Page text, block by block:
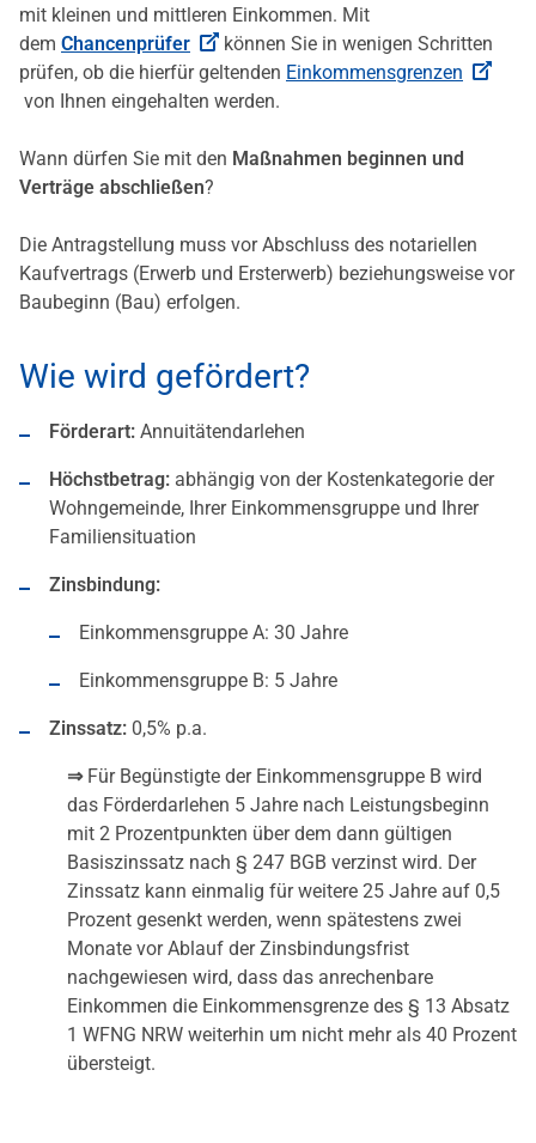
mit kleinen und mittleren Einkommen. Mit
dem Chancenprüfer
können Sie in wenigen Schritten
prüfen, ob die hierfür geltenden Einkommensgrenzen
von Ihnen eingehalten werden.
Wann dürfen Sie mit den Maßnahmen beginnen und
Verträge abschließen?
Die Antragstellung muss vor Abschluss des notariellen
Kaufvertrags (Erwerb und Ersterwerb) beziehungsweise vor
Baubeginn (Bau) erfolgen.
Wie wird gefördert?
Förderart: Annuitätendarlehen
Höchstbetrag: abhängig von der Kostenkategorie der
Wohngemeinde, Ihrer Einkommensgruppe und Ihrer
Familiensituation
Zinsbindung:
Einkommensgruppe A: 30 Jahre
Einkommensgruppe B: 5 Jahre
Zinssatz: 0,5% p.a.
⇒ Für Begünstigte der Einkommensgruppe B wird
das Förderdarlehen 5 Jahre nach Leistungsbeginn
mit 2 Prozentpunkten über dem dann gültigen
Basiszinssatz nach § 247 BGB verzinst wird. Der
Zinssatz kann einmalig für weitere 25 Jahre auf 0,5
Prozent gesenkt werden, wenn spätestens zwei
Monate vor Ablauf der Zinsbindungsfrist
nachgewiesen wird, dass das anrechenbare
Einkommen die Einkommensgrenze des § 13 Absatz
1 WFNG NRW weiterhin um nicht mehr als 40 Prozent
übersteigt.